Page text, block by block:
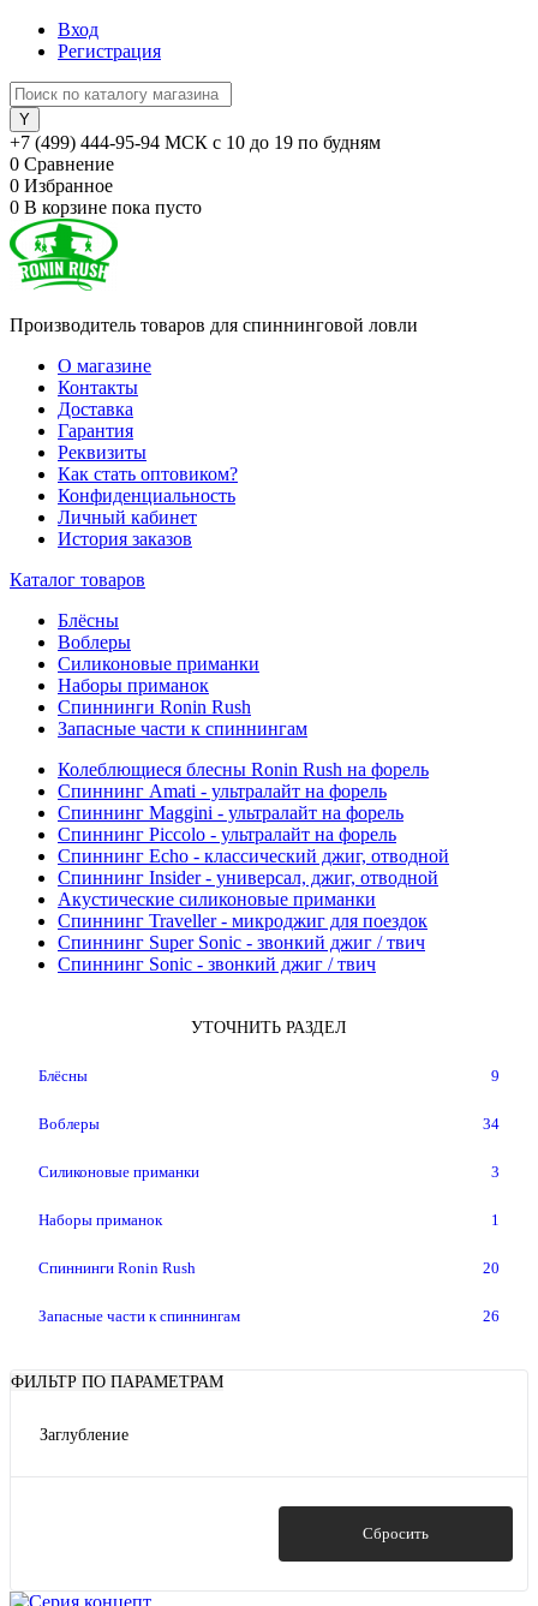
Вход
Регистрация
+7 (499) 444-95-94 МСК с 10 до 19 по будням
0 Сравнение
0 Избранное
0 В корзине пока пусто
Производитель товаров для спиннинговой ловли
О магазине
Контакты
Доставка
Гарантия
Реквизиты
Как стать оптовиком?
Конфиденциальность
Личный кабинет
История заказов
Каталог товаров
Блёсны
Воблеры
Силиконовые приманки
Наборы приманок
Спиннинги Ronin Rush
Запасные части к спиннингам
Колеблющиеся блесны Ronin Rush на форель
Спиннинг Amati - ультралайт на форель
Спиннинг Maggini - ультралайт на форель
Спиннинг Piccolo - ультралайт на форель
Спиннинг Echo - классический джиг, отводной
Спиннинг Insider - универсал, джиг, отводной
Акустические силиконовые приманки
Спиннинг Traveller - микроджиг для поездок
Спиннинг Super Sonic - звонкий джиг / твич
Спиннинг Sonic - звонкий джиг / твич
УТОЧНИТЬ РАЗДЕЛ
Блёсны 9
Воблеры 34
Силиконовые приманки 3
Наборы приманок 1
Спиннинги Ronin Rush 20
Запасные части к спиннингам 26
ФИЛЬТР ПО ПАРАМЕТРАМ
Заглубление
0,5-1,6m(3)
Сбросить